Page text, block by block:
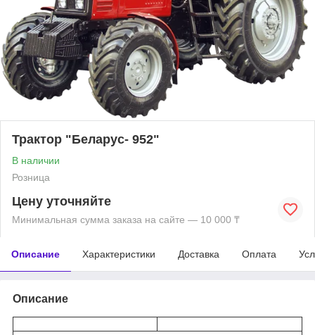
Трактор "Беларус- 952"
В наличии
Розница
Цену уточняйте
Минимальная сумма заказа на сайте — 10 000 ₸
Описание Характеристики Доставка Оплата
Описание